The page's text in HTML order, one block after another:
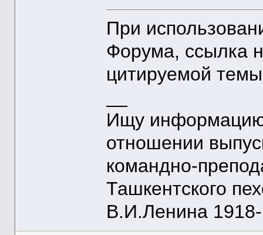
При
Форума, ссылка
цитируемой
Ищу информацию
отношении
командно-
Ташкентского
В.И.Ленина 1918-